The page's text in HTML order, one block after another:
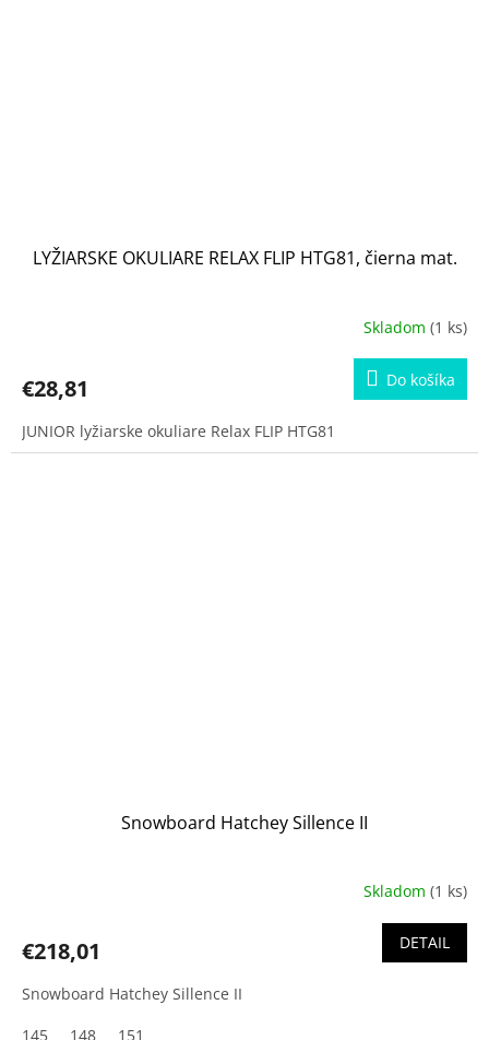
LYŽIARSKE OKULIARE RELAX FLIP HTG81, čierna mat.
Skladom (1 ks)
€28,81 Do košíka
JUNIOR lyžiarske okuliare Relax FLIP HTG81
Snowboard Hatchey Sillence II
Skladom (1 ks)
€218,01 DETAIL
Snowboard Hatchey Sillence II
145
148 151